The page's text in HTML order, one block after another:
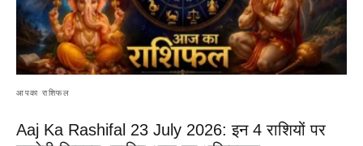
आपका राशिफल
Aaj Ka Rashifal 23 July 2026: इन 4 राशियों पर